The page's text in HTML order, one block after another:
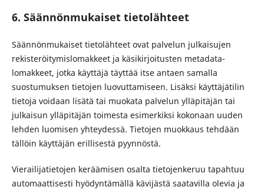
6. Säännönmukaiset tietolähteet
Säännönmukaiset tietolähteet ovat palvelun julkaisujen
rekisteröitymislomakkeet ja käsikirjoitusten metadata-
lomakkeet, jotka käyttäjä täyttää itse antaen samalla
suostumuksen tietojen luovuttamiseen. Lisäksi käyttäjätilin
tietoja voidaan lisätä tai muokata palvelun ylläpitäjän tai
julkaisun ylläpitäjän toimesta esimerkiksi kokonaan uuden
lehden luomisen yhteydessä. Tietojen muokkaus tehdään
tällöin käyttäjän erillisestä pyynnöstä.
Vierailijatietojen keräämisen osalta tietojenkeruu tapahtuu
automaattisesti hyödyntämällä kävijästä saatavilla olevia ja